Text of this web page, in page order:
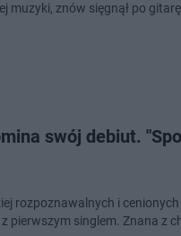
muzyki, znów sięgnął po
swój debiut.
rozpoznawalnych i
pierwszym singlem. Znana z